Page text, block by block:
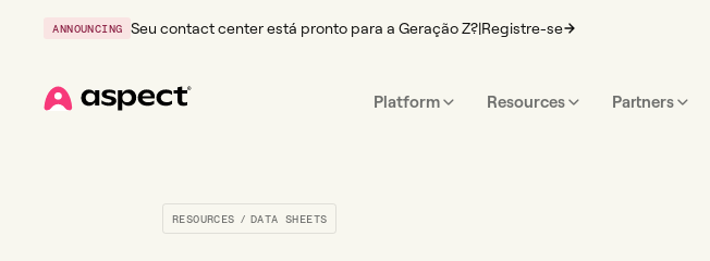
ANNOUNCING Seu contact center está pronto para a Geração Z?|Registre-se
Platform Resources Partners
RESOURCES / DATA SHEETS